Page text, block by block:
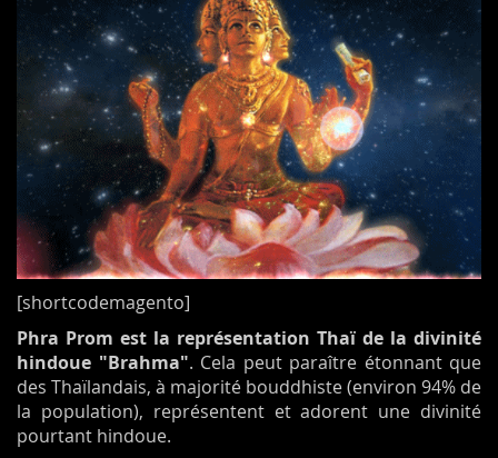
[shortcodemagento]
Phra Prom est la représentation Thaï de la divinité
hindoue "Brahma". Cela peut paraître étonnant que
des Thaïlandais, à majorité bouddhiste (environ 94% de
la population), représentent et adorent une divinité
pourtant hindoue.